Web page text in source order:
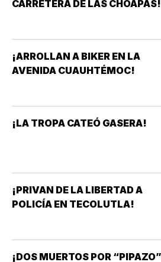
CARRETERA DE LAS CHOAPAS!
¡ARROLLAN A BIKER EN LA
AVENIDA CUAUHTÉMOC!
¡LA TROPA CATEÓ GASERA!
¡PRIVAN DE LA LIBERTAD A
POLICÍA EN TECOLUTLA!
¡DOS MUERTOS POR